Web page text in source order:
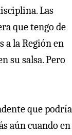
Las
que tengo de
a la Región en
su salsa. Pero
que podría
aún cuando en